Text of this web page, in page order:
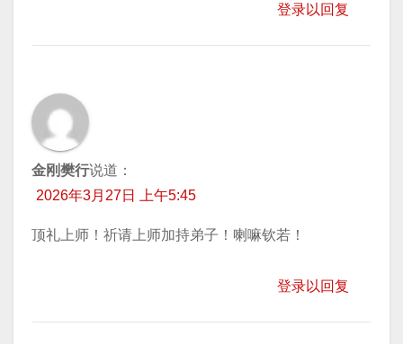
登录以回复
金刚樊行说道：
2026年3月27日 上午5:45
顶礼上师！祈请上师加持弟子！喇嘛钦若！
登录以回复